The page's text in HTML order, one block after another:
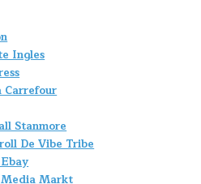
Ingles
Carrefour
Stanmore
De Vibe Tribe
Markt